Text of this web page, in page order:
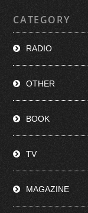
CATEGORY
RADIO
OTHER
BOOK
TV
MAGAZINE